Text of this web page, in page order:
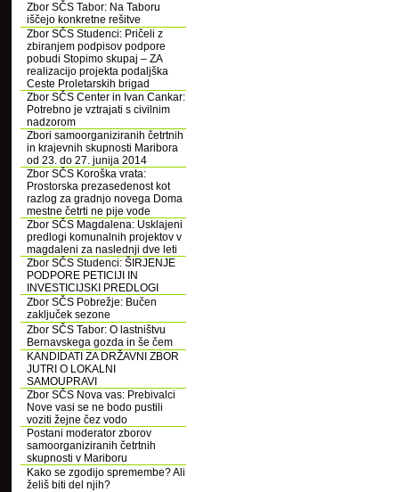
Zbor SČS Tabor: Na Taboru
iščejo konkretne rešitve
Zbor SČS Studenci: Pričeli z
zbiranjem podpisov podpore
pobudi Stopimo skupaj – ZA
realizacijo projekta podaljška
Ceste Proletarskih brigad
Zbor SČS Center in Ivan Cankar:
Potrebno je vztrajati s civilnim
nadzorom
Zbori samoorganiziranih četrtnih
in krajevnih skupnosti Maribora
od 23. do 27. junija 2014
Zbor SČS Koroška vrata:
Prostorska prezasedenost kot
razlog za gradnjo novega Doma
mestne četrti ne pije vode
Zbor SČS Magdalena: Usklajeni
predlogi komunalnih projektov v
magdaleni za naslednji dve leti
Zbor SČS Studenci: ŠIRJENJE
PODPORE PETICIJI IN
INVESTICIJSKI PREDLOGI
Zbor SČS Pobrežje: Bučen
zaključek sezone
Zbor SČS Tabor: O lastništvu
Bernavskega gozda in še čem
KANDIDATI ZA DRŽAVNI ZBOR
JUTRI O LOKALNI
SAMOUPRAVI
Zbor SČS Nova vas: Prebivalci
Nove vasi se ne bodo pustili
voziti žejne čez vodo
Postani moderator zborov
samoorganiziranih četrtnih
skupnosti v Mariboru
Kako se zgodijo spremembe? Ali
želiš biti del njih?